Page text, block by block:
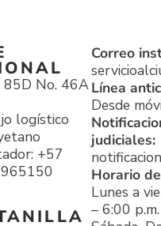
85D No. 46A
logístico
+57
Correo
Línea
Desde
judiciales:
Horario
Lunes a
– 6:00 p.m.